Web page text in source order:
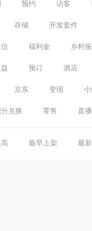
预约 访客
存储 开发套件
福利金 乡村
预订 酒店
京东 变现
兑换 零售 直播
最早上架 最